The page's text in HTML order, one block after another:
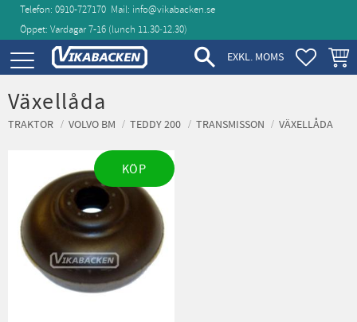
Meny
Telefon: 0910-727170 Mail: info@vikabacken.se
Öppet: Vardagar 7-16 (lunch 11.30‑12.30)
EXKL. MOMS
Växellåda
TRAKTOR VOLVO BM TEDDY 200 TRANSMISSON VÄXELLÅDA
KÖP